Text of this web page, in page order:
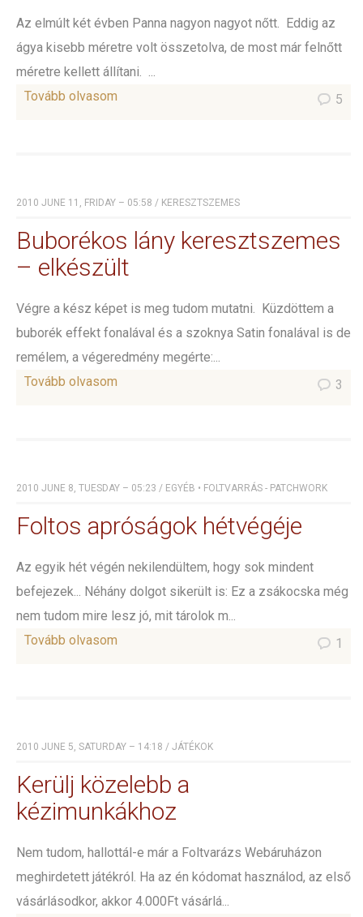
Az elmúlt két évben Panna nagyon nagyot nőtt. Eddig az
ágya kisebb méretre volt összetolva, de most már felnőtt
méretre kellett állítani. ...
Tovább olvasom
5
2010 JUNE 11, FRIDAY – 05:58 / KERESZTSZEMES
Buborékos lány keresztszemes
– elkészült
Végre a kész képet is meg tudom mutatni. Küzdöttem a
buborék effekt fonalával és a szoknya Satin fonalával is de
remélem, a végeredmény megérte:...
Tovább olvasom
3
2010 JUNE 8, TUESDAY – 05:23 / EGYÉB • FOLTVARRÁS - PATCHWORK
Foltos apróságok hétvégéje
Az egyik hét végén nekilendültem, hogy sok mindent
befejezek... Néhány dolgot sikerült is: Ez a zsákocska még
nem tudom mire lesz jó, mit tárolok m...
Tovább olvasom
1
2010 JUNE 5, SATURDAY – 14:18 / JÁTÉKOK
Kerülj közelebb a
kézimunkákhoz
Nem tudom, hallottál-e már a Foltvarázs Webáruházon
meghirdetett játékról. Ha az én kódomat használod, az első
vásárlásodkor, akkor 4.000Ft vásárlá...